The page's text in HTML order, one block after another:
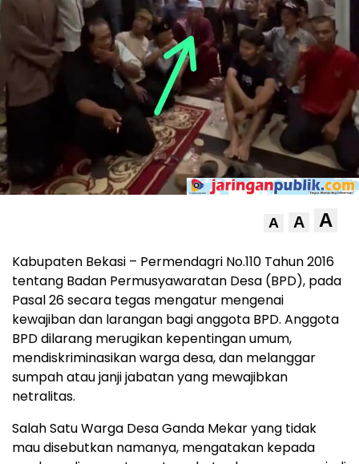
A A A
Kabupaten Bekasi – Permendagri No.110 Tahun 2016
tentang Badan Permusyawaratan Desa (BPD), pada
Pasal 26 secara tegas mengatur mengenai
kewajiban dan larangan bagi anggota BPD. Anggota
BPD dilarang merugikan kepentingan umum,
mendiskriminasikan warga desa, dan melanggar
sumpah atau janji jabatan yang mewajibkan
netralitas.
Salah Satu Warga Desa Ganda Mekar yang tidak
mau disebutkan namanya, mengatakan kepada